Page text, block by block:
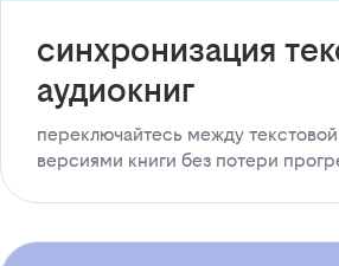
синхронизация
аудиокниг
переключайтесь между
версиями книги без потери